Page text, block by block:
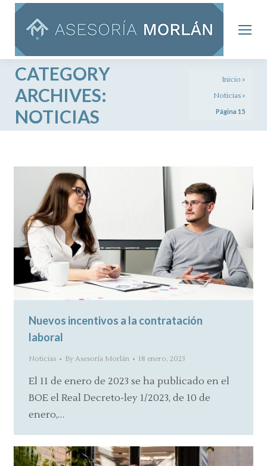
CATEGORY
ARCHIVES:
NOTICIAS
Inicio »
Noticias »
Página 15
Nuevos incentivos a la contratación
laboral
Noticias By Asesoría Morlán 18 enero, 2023
El 11 de enero de 2023 se ha publicado en el
BOE el Real Decreto-ley 1/2023, de 10 de
enero,…